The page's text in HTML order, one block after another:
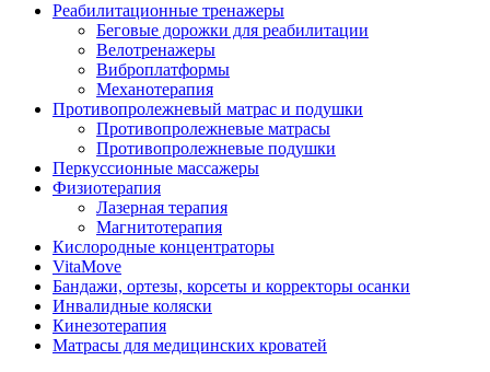
Реабилитационные тренажеры
Беговые дорожки для реабилитации
Велотренажеры
Виброплатформы
Механотерапия
Противопролежневый матрас и подушки
Противопролежневые матрасы
Противопролежневые подушки
Перкуссионные массажеры
Физиотерапия
Лазерная терапия
Магнитотерапия
Кислородные концентраторы
VitaMove
Бандажи, ортезы, корсеты и корректоры осанки
Инвалидные коляски
Кинезотерапия
Матрасы для медицинских кроватей